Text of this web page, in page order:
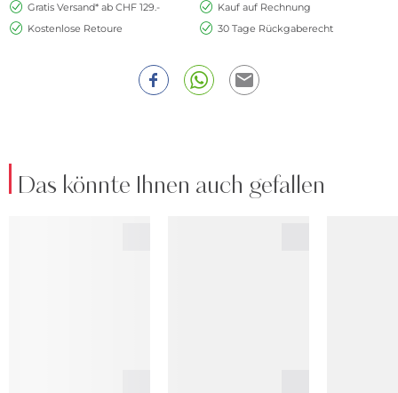
Gratis Versand* ab CHF 129.-
Kauf auf Rechnung
Kostenlose Retoure
30 Tage Rückgaberecht
Das könnte Ihnen auch gefallen